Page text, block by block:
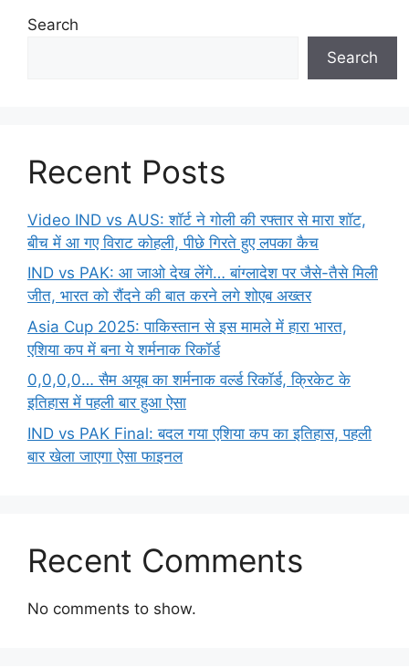
Search
Search
Recent Posts
Video IND vs AUS: शॉर्ट ने गोली की रफ्तार से मारा शॉट,
बीच में आ गए विराट कोहली, पीछे गिरते हुए लपका कैच
IND vs PAK: आ जाओ देख लेंगे… बांग्लादेश पर जैसे-तैसे मिली
जीत, भारत को रौंदने की बात करने लगे शोएब अख्तर
Asia Cup 2025: पाकिस्तान से इस मामले में हारा भारत,
एशिया कप में बना ये शर्मनाक रिकॉर्ड
0,0,0,0… सैम अयूब का शर्मनाक वर्ल्ड रिकॉर्ड, क्रिकेट के
इतिहास में पहली बार हुआ ऐसा
IND vs PAK Final: बदल गया एशिया कप का इतिहास, पहली
बार खेला जाएगा ऐसा फाइनल
Recent Comments
No comments to show.